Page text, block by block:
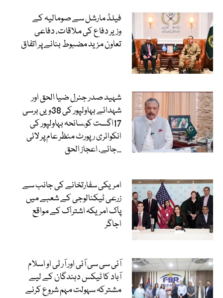
فیلڈ مارشل سے صومالیہ کے
وزیر دفاع کی ملاقات، دفاعی
تعاون مزید مضبوط بنانے پر اتفاق
شہید صدر جنرل ضیا الحق اور
شہدائے بہاولپور کی 38ویں برسی
17اگست کو،سانحہ بہاولپور کی
انکوائری رپورٹ منظر عام پر لائی
جائے، اعجاز الحق...
امریکی سفارتخانے کی جانب سے
زرعی ٹیکنالوجی کے شعبے میں
پاک امریکہ اشتراک کے مواقع
اجاگر
آئی سی سی آئی اور آر ٹی او اسلام
آباد کا ٹیکس دہندگان کے لیے
مشترکہ سہولت مہم شروع کرنے